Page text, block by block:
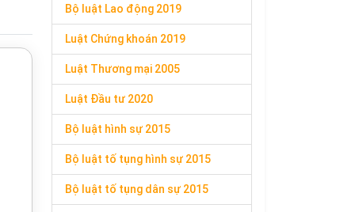
Bộ luật Lao động 2019
Luật Chứng khoán 2019
Luật Thương mại 2005
Luật Đầu tư 2020
Bộ luật hình sự 2015
Bộ luật tố tụng hình sự 2015
Bộ luật tố tụng dân sự 2015